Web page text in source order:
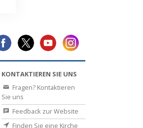
KONTAKTIEREN SIE UNS
Fragen? Kontaktieren
Sie uns
Feedback zur Website
Finden Sie eine Kirche